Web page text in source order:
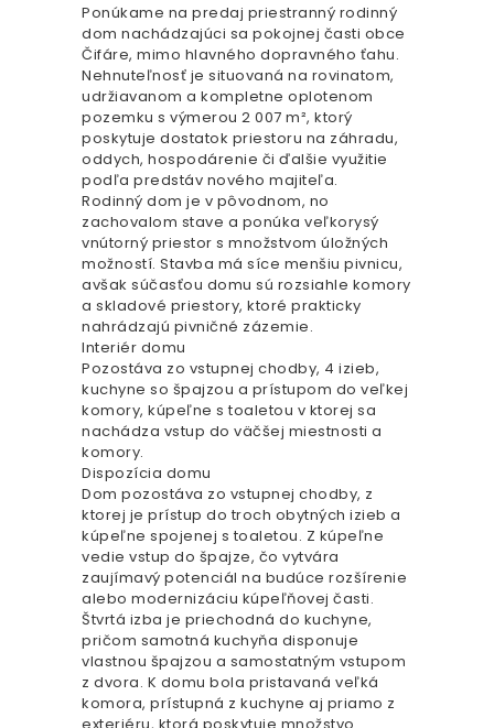
Ponúkame na predaj priestranný rodinný
dom nachádzajúci sa pokojnej časti obce
Čifáre, mimo hlavného dopravného ťahu.
Nehnuteľnosť je situovaná na rovinatom,
udržiavanom a kompletne oplotenom
pozemku s výmerou 2 007 m², ktorý
poskytuje dostatok priestoru na záhradu,
oddych, hospodárenie či ďalšie využitie
podľa predstáv nového majiteľa.
Rodinný dom je v pôvodnom, no
zachovalom stave a ponúka veľkorysý
vnútorný priestor s množstvom úložných
možností. Stavba má síce menšiu pivnicu,
avšak súčasťou domu sú rozsiahle komory
a skladové priestory, ktoré prakticky
nahrádzajú pivničné zázemie.
Interiér domu
Pozostáva zo vstupnej chodby, 4 izieb,
kuchyne so špajzou a prístupom do veľkej
komory, kúpeľne s toaletou v ktorej sa
nachádza vstup do väčšej miestnosti a
komory.
Dispozícia domu
Dom pozostáva zo vstupnej chodby, z
ktorej je prístup do troch obytných izieb a
kúpeľne spojenej s toaletou. Z kúpeľne
vedie vstup do špajze, čo vytvára
zaujímavý potenciál na budúce rozšírenie
alebo modernizáciu kúpeľňovej časti.
Štvrtá izba je priechodná do kuchyne,
pričom samotná kuchyňa disponuje
vlastnou špajzou a samostatným vstupom
z dvora. K domu bola pristavaná veľká
komora, prístupná z kuchyne aj priamo z
exteriéru, ktorá poskytuje množstvo